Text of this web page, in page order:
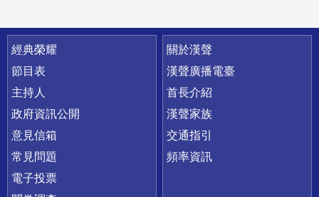
快速連結
經典榮耀
節目表
主持人
政府資訊公開
意見信箱
常見問題
電子投票
關於漢聲
漢聲廣播電臺
首長介紹
漢聲家族
交通指引
頻率資訊